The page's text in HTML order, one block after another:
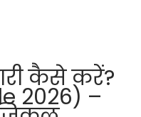
कैसे करें?
2026) –